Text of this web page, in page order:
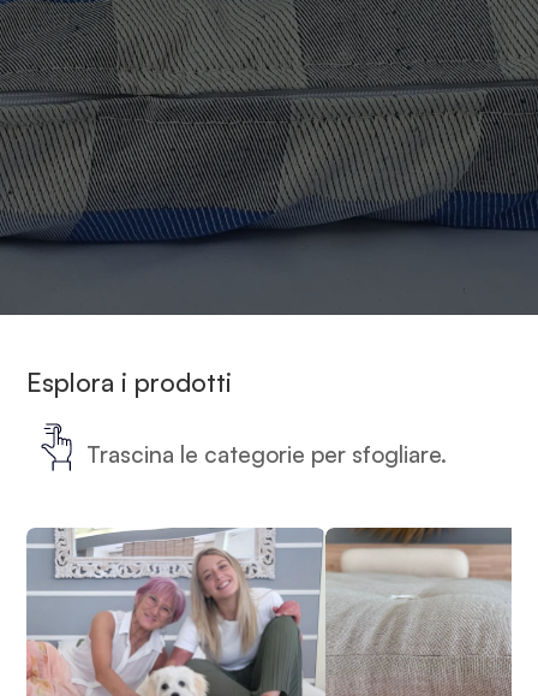
Esplora i prodotti
Trascina le categorie per sfogliare.